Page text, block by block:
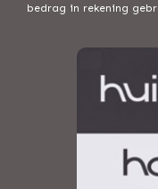
bedrag in rekening